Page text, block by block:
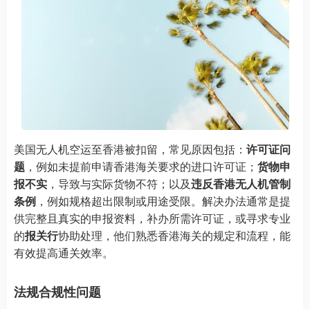
美国无人机空运至香港被扣留，常见原因包括： 许可证问
题 ，例如未提前申请香港海关要求的进口许可证； 货物申
报不实 ，导致与实际货物不符；以及违反香港无人机管制
条例 ，例如规格超出限制或用途受限。解决办法通常是提
供完整且真实的申报资料，补办所需许可证，或寻求专业
的报关行协助处理，他们熟悉香港海关的规定和流程，能
有效提高通关效率。
法规合规性问题